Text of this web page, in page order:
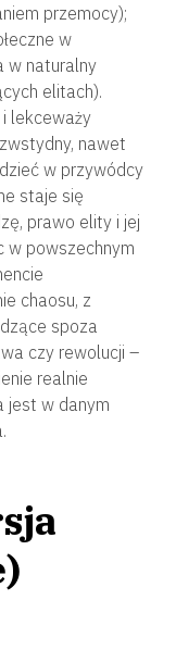
przemocy);
w
w naturalny
elitach).
lekceważy
nawet
w przywódcy
staje się
prawo elity i jej
w powszechnym
chaosu, z
spoza
czy rewolucji –
realnie
jest w danym